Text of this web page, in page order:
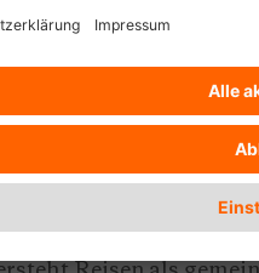
wollten nicht
„Dekoloniale